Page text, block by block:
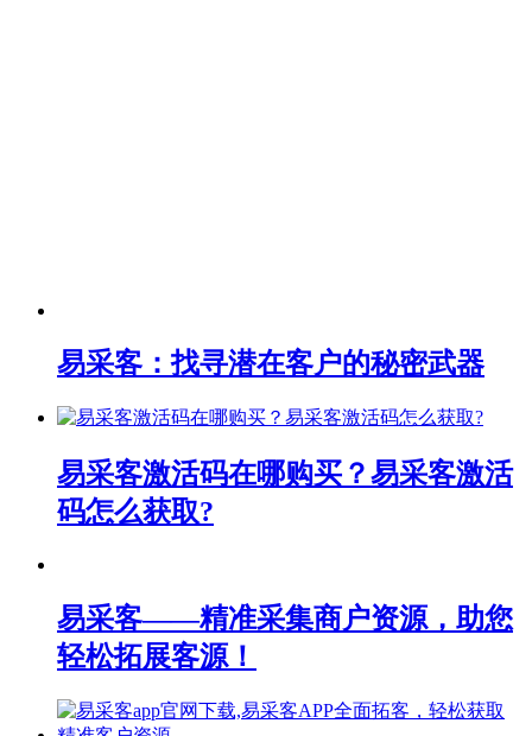
易采客：找寻潜在客户的秘密武器
易采客激活码在哪购买？易采客激活
码怎么获取?
易采客——精准采集商户资源，助您
轻松拓展客源！